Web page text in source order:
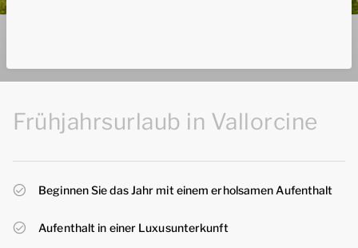
Frühjahrsurlaub in Vallorcine
Beginnen Sie das Jahr mit einem erholsamen Aufenthalt
Aufenthalt in einer Luxusunterkunft